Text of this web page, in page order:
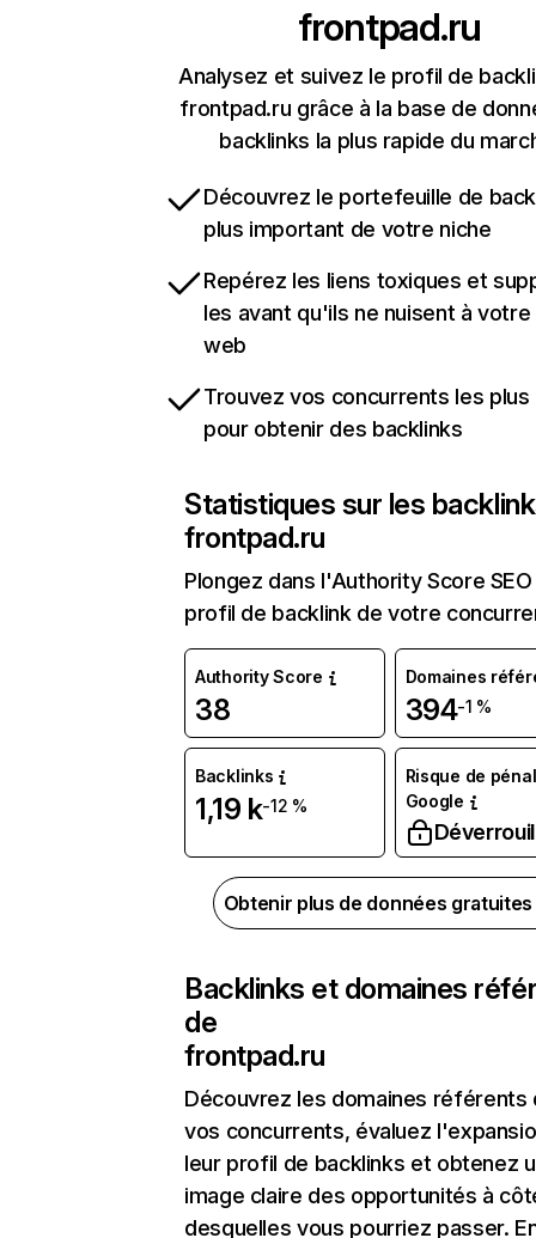
frontpad.ru
Analysez et suivez le profil de
frontpad.ru grâce à la base de
backlinks la plus rapide du
Découvrez le portefeuille de
plus important de votre niche
Repérez les liens toxiques et
les avant qu'ils ne nuisent à
web
Trouvez vos concurrents les
pour obtenir des backlinks
Statistiques sur les
frontpad.ru
Plongez dans l'Authority Score
profil de backlink de votre
Authority Score
38
Domaines
394-1 %
Backlinks
1,19 k-12 %
Risque de
Google
Obtenir plus de données
Backlinks et domaines
de
frontpad.ru
Découvrez les domaines référents
vos concurrents, évaluez
leur profil de backlinks et obtenez
image claire des opportunités à
desquelles vous pourriez passer.